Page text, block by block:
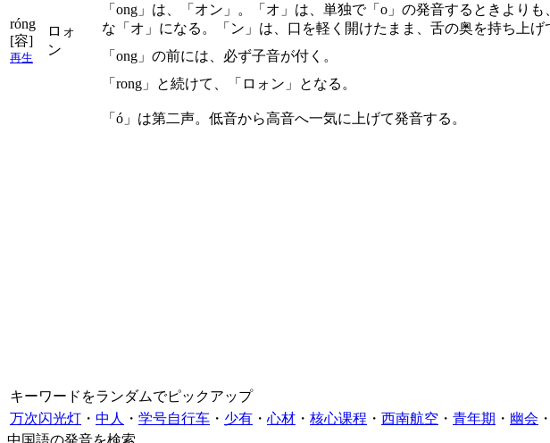
róng
[容]
再生
ロォ
ン
「ong」は、「オン」。「オ」は、単独で「o」の発音するときより
な「オ」になる。「ン」は、口を軽く開けたまま、舌の奥を持ち上げ
「ong」の前には、必ず子音が付く。
「rong」と続けて、「ロォン」となる。
「ó」は第二声。低音から高音へ一気に上げて発音する。
キーワードをランダムでピックアップ
万次闪光灯 ・ 中人 ・ 学号自行车 ・ 少有 ・ 心材 ・ 核心课程 ・ 西南航空 ・ 青年期 ・ 幽会 ・
中国語の発音を検索